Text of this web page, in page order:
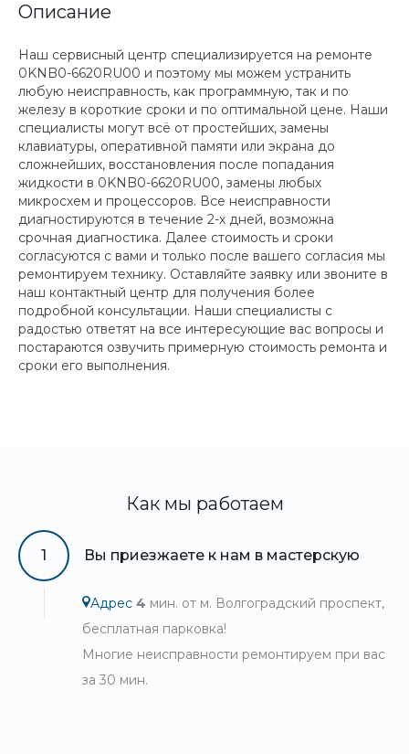
Описание
Наш сервисный центр специализируется на ремонте
0KNB0-6620RU00 и поэтому мы можем устранить
любую неисправность, как программную, так и по
железу в короткие сроки и по оптимальной цене. Наши
специалисты могут всё от простейших, замены
клавиатуры, оперативной памяти или экрана до
сложнейших, восстановления после попадания
жидкости в 0KNB0-6620RU00, замены любых
микросхем и процессоров. Все неисправности
диагностируются в течение 2-х дней, возможна
срочная диагностика. Далее стоимость и сроки
согласуются с вами и только после вашего согласия мы
ремонтируем технику. Оставляйте заявку или звоните в
наш контактный центр для получения более
подробной консультации. Наши специалисты с
радостью ответят на все интересующие вас вопросы и
постараются озвучить примерную стоимость ремонта и
сроки его выполнения.
Как мы работаем
1 Вы приезжаете к нам в мастерскую
Адрес 4 мин. от м. Волгоградский проспект,
бесплатная парковка!
Многие неисправности ремонтируем при вас
за 30 мин.